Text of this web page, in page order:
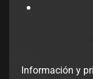
Información y